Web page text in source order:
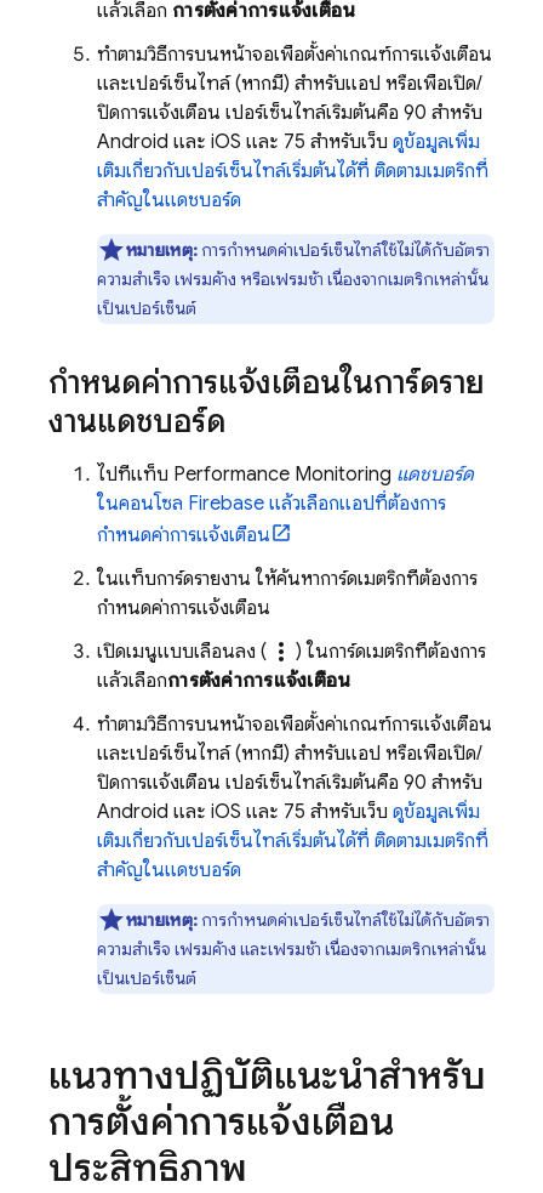
แล้วเลือก การตั้งค่าการแจ้งเตือน
ทำตามวิธีการบนหน้าจอเพื่อตั้งค่าเกณฑ์การแจ้งเตือน
และเปอร์เซ็นไทล์ (หากมี) สำหรับแอป หรือเพื่อเปิด/
ปิดการแจ้งเตือน เปอร์เซ็นไทล์เริ่มต้นคือ 90 สำหรับ
Android และ iOS และ 75 สำหรับเว็บ ดูข้อมูลเพิ่ม
เติมเกี่ยวกับเปอร์เซ็นไทล์เริ่มต้นได้ที่ ติดตามเมตริกที่
สำคัญในแดชบอร์ด
หมายเหตุ: การกำหนดค่าเปอร์เซ็นไทล์ใช้ไม่ได้กับอัตรา
ความสำเร็จ เฟรมค้าง หรือเฟรมช้า เนื่องจากเมตริกเหล่านั้น
เป็นเปอร์เซ็นต์
กำหนดค่าการแจ้งเตือนในการ์ดราย
งานแดชบอร์ด
ไปที่แท็บ Performance Monitoring แดชบอร์ด
ในคอนโซล Firebase แล้วเลือกแอปที่ต้องการ
กำหนดค่าการแจ้งเตือน
ในแท็บการ์ดรายงาน ให้ค้นหาการ์ดเมตริกที่ต้องการ
กำหนดค่าการแจ้งเตือน
เปิดเมนูแบบเลื่อนลง ( more_vert ) ในการ์ดเมตริกที่ต้องการ
แล้วเลือกการตั้งค่าการแจ้งเตือน
ทำตามวิธีการบนหน้าจอเพื่อตั้งค่าเกณฑ์การแจ้งเตือน
และเปอร์เซ็นไทล์ (หากมี) สำหรับแอป หรือเพื่อเปิด/
ปิดการแจ้งเตือน เปอร์เซ็นไทล์เริ่มต้นคือ 90 สำหรับ
Android และ iOS และ 75 สำหรับเว็บ ดูข้อมูลเพิ่ม
เติมเกี่ยวกับเปอร์เซ็นไทล์เริ่มต้นได้ที่ ติดตามเมตริกที่
สำคัญในแดชบอร์ด
หมายเหตุ: การกำหนดค่าเปอร์เซ็นไทล์ใช้ไม่ได้กับอัตรา
ความสำเร็จ เฟรมค้าง และเฟรมช้า เนื่องจากเมตริกเหล่านั้น
เป็นเปอร์เซ็นต์
แนวทางปฏิบัติแนะนำสำหรับ
การตั้งค่าการแจ้งเตือน
ประสิทธิภาพ